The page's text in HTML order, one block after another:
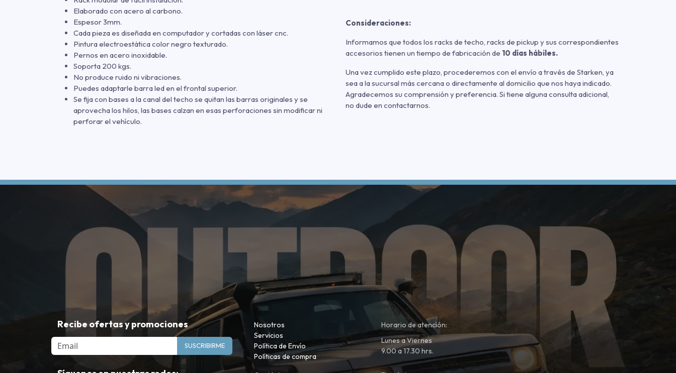
Elaborado con acero al carbono.
Espesor 3mm.
Cada pieza es diseñada en computador y cortadas con láser cnc.
Pintura electroestática color negro texturado.
Pernos en acero inoxidable.
Soporta 200 kgs.
No produce ruido ni vibraciones.
Puedes adaptarle barra led en el frontal superior.
Se fija con bases a la canal del techo se quitan las barras originales y se
aprovecha los hilos, las bases calzan en esas perforaciones sin modificar ni
perforar el vehículo.
Consideraciones:
Informamos que todos los racks de techo, racks de pickup y sus correspondientes
accesorios tienen un tiempo de fabricación de 10 días hábiles.
Una vez cumplido este plazo, procederemos con el envío a través de Starken, ya
sea a la sucursal más cercana o directamente al domicilio que nos haya indicado.
Agradecemos su comprensión y preferencia. Si tiene alguna consulta adicional,
no dude en contactarnos.
Recibe ofertas y promociones
Email SUSCRIBIRME
Nosotros
Servicios
Política de Envío
Políticas de compra
Horario de atención:
Lunes a Viernes
9.00 a 17.30 hrs.